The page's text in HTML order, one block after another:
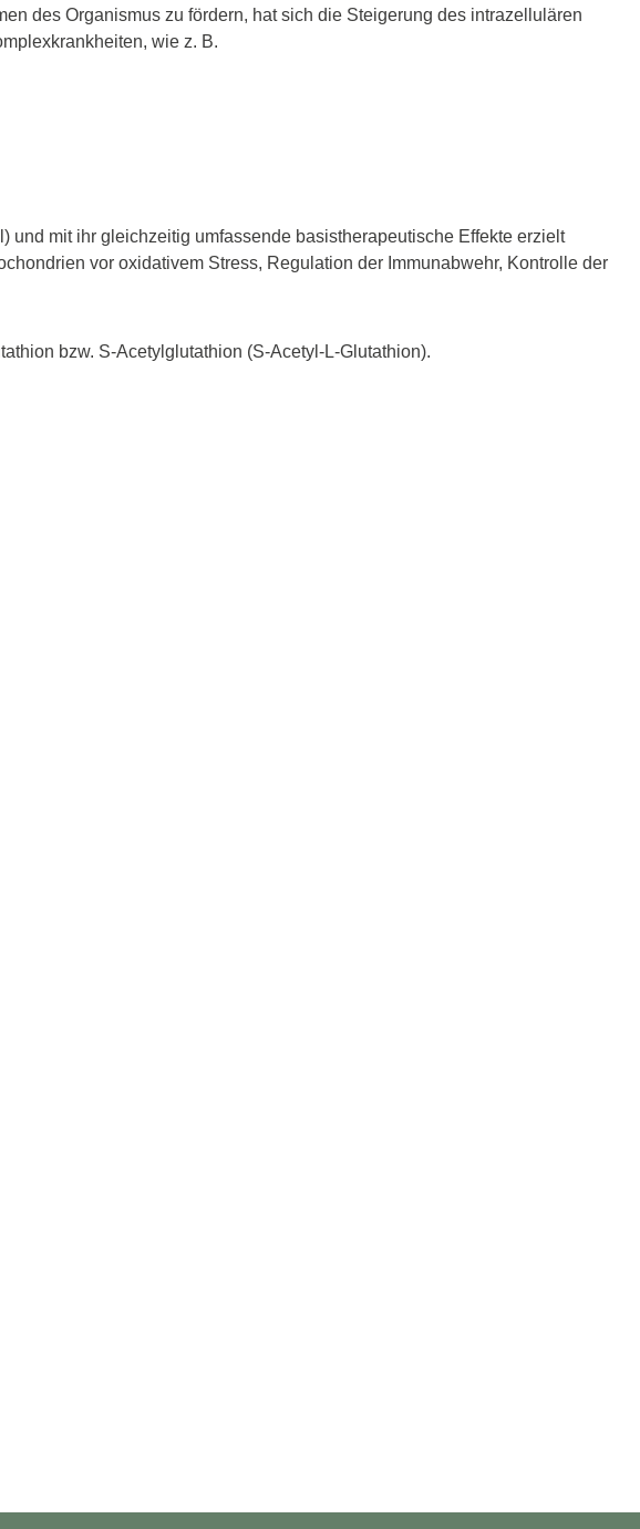
des Organismus zu fördern, hat sich die Steigerung des intrazellulären
wie z. B.
mit ihr gleichzeitig umfassende basistherapeutische Effekte erzielt
vor oxidativem Stress, Regulation der Immunabwehr, Kontrolle der
bzw. S-Acetylglutathion (S-Acetyl-L-Glutathion).